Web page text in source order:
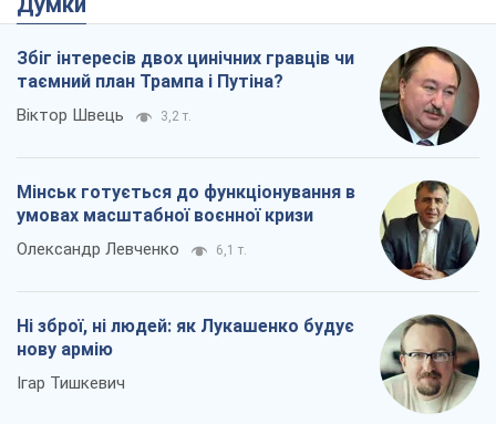
Збіг інтересів двох цинічних гравців чи
таємний план Трампа і Путіна?
Віктор Швець 3,2 т.
Мінськ готується до функціонування в
умовах масштабної воєнної кризи
Олександр Левченко 6,1 т.
Ні зброї, ні людей: як Лукашенко будує
нову армію
Ігар Тишкевич